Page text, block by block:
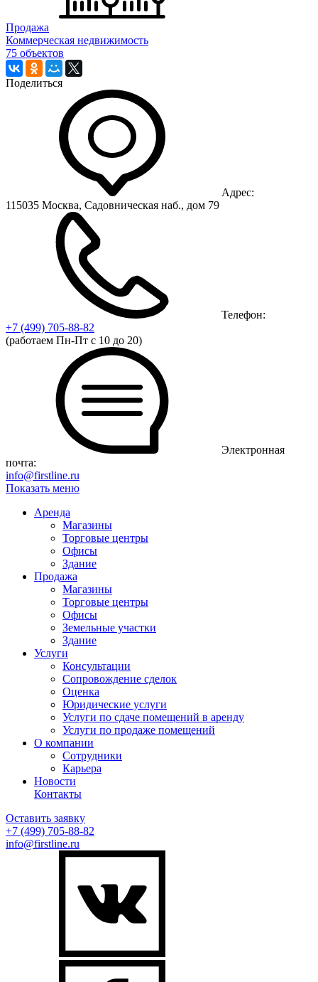
Продажа
Коммерческая недвижимость
75 объектов
Поделиться
Адрес:
115035 Москва, Садовническая наб., дом 79
Телефон:
+7 (499) 705-88-82
(работаем Пн-Пт с 10 до 20)
Электронная
почта:
info@firstline.ru
Показать меню
Аренда
Магазины
Торговые центры
Офисы
Здание
Продажа
Магазины
Торговые центры
Офисы
Земельные участки
Здание
Услуги
Консультации
Сопровождение сделок
Оценка
Юридические услуги
Услуги по сдаче помещений в аренду
Услуги по продаже помещений
О компании
Сотрудники
Карьера
Новости
Контакты
Оставить заявку
+7 (499) 705-88-82
info@firstline.ru